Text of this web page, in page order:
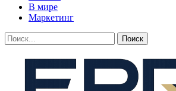
В мире
Маркетинг